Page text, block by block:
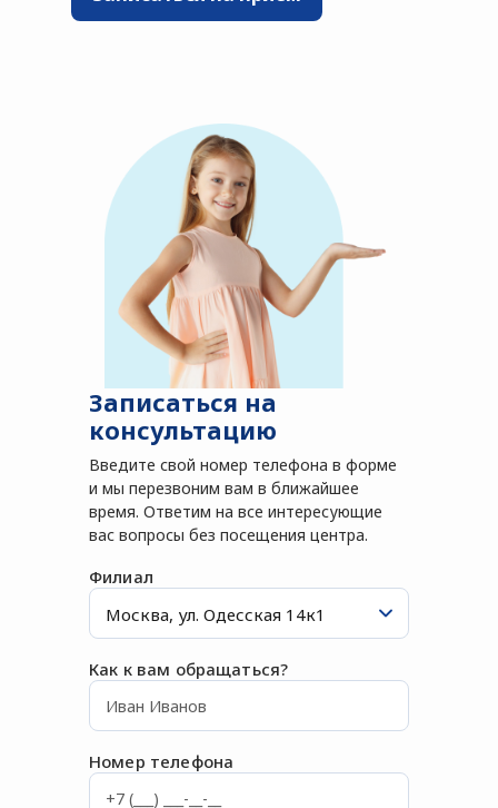
Записаться на
консультацию
Введите свой номер телефона в форме
и мы перезвоним вам в ближайшее
время. Ответим на все интересующие
вас вопросы без посещения центра.
Филиал
Как к вам обращаться?
Номер телефона